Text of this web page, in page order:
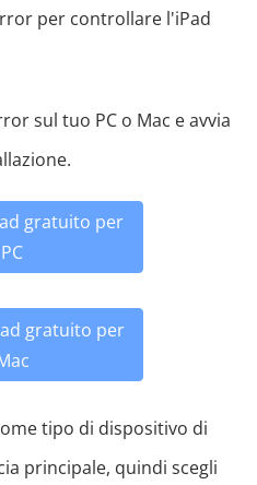
per controllare l'iPad
sul tuo PC o Mac e avvia
gratuito per
PC
gratuito per
tipo di dispositivo di
principale, quindi scegli